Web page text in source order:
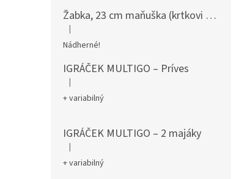
Žabka, 23 cm maňuška (krtkovi kamaráti)
Hodnotenie produktu je 5 z 5 hviezdičiek.
|
Nádherné!
IGRÁČEK MULTIGO – Príves
Hodnotenie produktu je 5 z 5 hviezdičiek.
|
+ variabilný
IGRÁČEK MULTIGO – 2 majáky
Hodnotenie produktu je 5 z 5 hviezdičiek.
|
+ variabilný